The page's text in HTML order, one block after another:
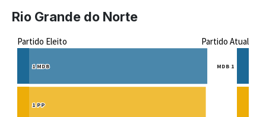
Rio Grande do Norte